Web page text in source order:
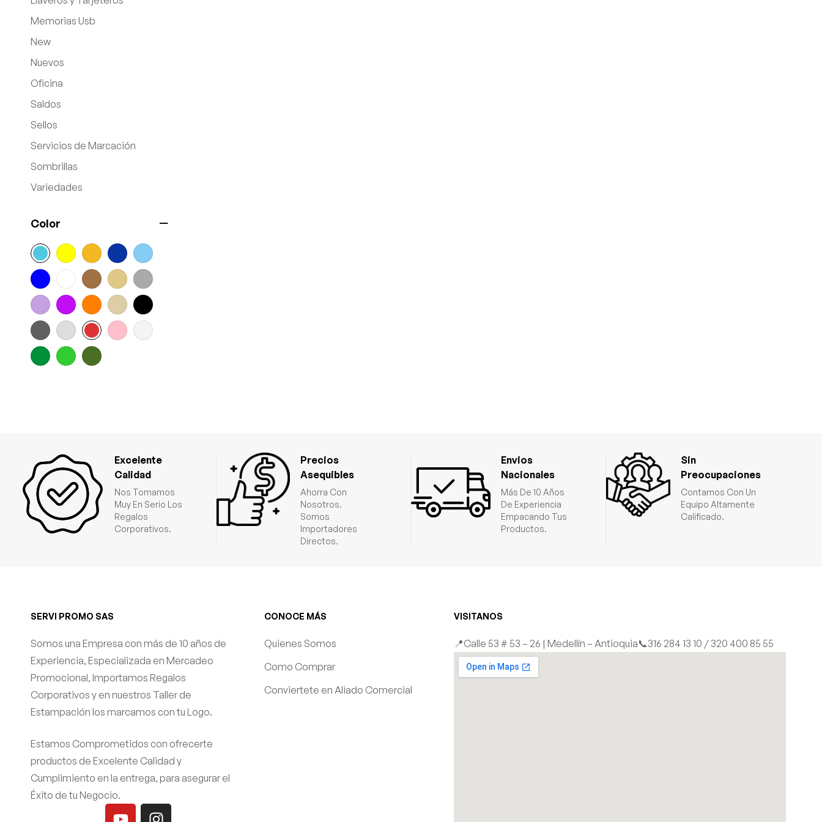
Memorias Usb
New
Nuevos
Oficina
Saldos
Sellos
Servicios de Marcación
Sombrillas
Variedades
Color
Excelente
Calidad
Nos Tomamos
Muy En Serio Los
Regalos
Corporativos.
Precios
Asequibles
Ahorra Con
Nosotros.
Somos
Importadores
Directos.
Envios
Nacionales
Más De 10 Años
De Experiencia
Empacando Tus
Productos.
Sin
Preocupaciones
Contamos Con Un
Equipo Altamente
Calificado.
SERVI PROMO SAS
Somos una Empresa con más de 10 años de
Experiencia, Especializada en Mercadeo
Promocional, Importamos Regalos
Corporativos y en nuestros Taller de
Estampación los marcamos con tu Logo.
Estamos Comprometidos con ofrecerte
productos de Excelente Calidad y
Cumplimiento en la entrega, para asegurar el
Éxito de tu Negocio.
CONOCE MÁS
Quienes Somos
Como Comprar
Conviertete en Aliado Comercial
VISITANOS
📍Calle 53 # 53 – 26 | Medellín – Antioquia📞316 284 13 10 / 320 400 85 55